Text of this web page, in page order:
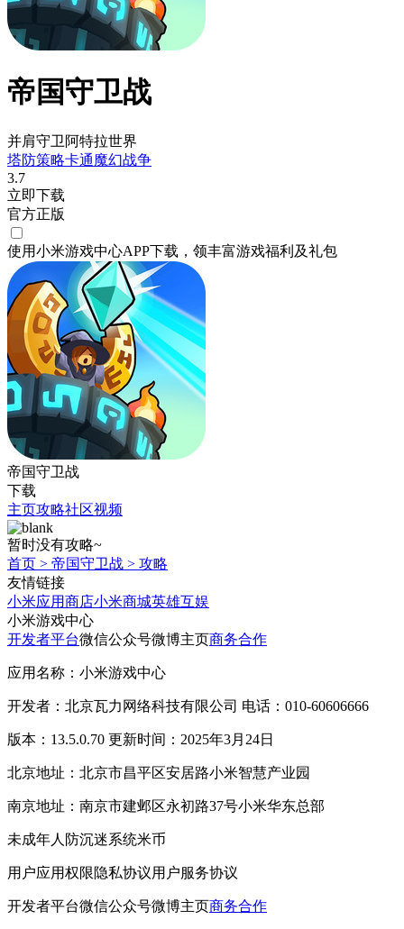
帝国守卫战
并肩守卫阿特拉世界
塔防策略卡通魔幻战争
3.7
立即下载
官方正版
使用小米游戏中心APP下载 ，领丰富游戏福利 及礼包
帝国守卫战
下载
主页攻略社区视频
暂时没有攻略~
首页 > 帝国守卫战 > 攻略
友情链接
小米应用商店小米商城英雄互娱
小米游戏中心
开发者平台微信公众号微博主页商务合作
应用名称：小米游戏中心
开发者：北京瓦力网络科技有限公司 电话：010-60606666
版本：13.5.0.70 更新时间：2025年3月24日
北京地址：北京市昌平区安居路小米智慧产业园
南京地址：南京市建邺区永初路37号小米华东总部
未成年人防沉迷系统米币
用户应用权限隐私协议用户服务协议
开发者平台微信公众号微博主页商务合作